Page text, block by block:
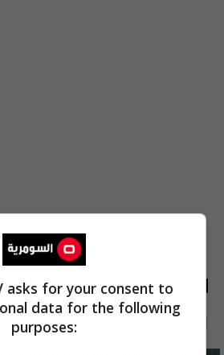
الأكثر قراءة
الآن 7 أيام شهر
asks for your consent to
data for the following
purposes: